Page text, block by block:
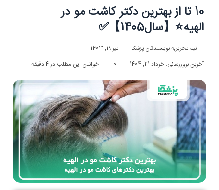
10 تا از بهترین دکتر کاشت مو در
الهیه⭐【سال1405】✅
تیم تحریریه نویسندگان پزشکا
تیر 19, 1403
آخرین بروزرسانی: خرداد 21, 1404
0 خواندن این مطلب در 4 دقیقه